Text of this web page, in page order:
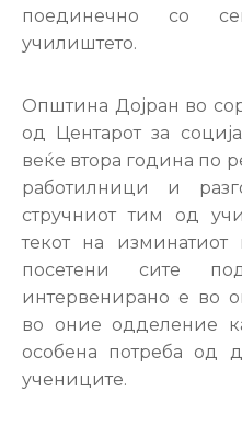
поединечно со
училиштето.
Општина Дојран во
од Центарот за
веќе втора година по
работилници и
стручниот тим од
текот на
посетени сите
интервенирано е во
во оние одделение
особена потреба од
учениците.